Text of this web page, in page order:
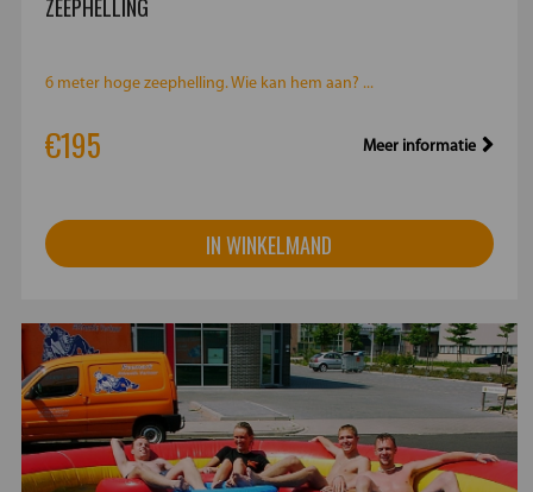
ZEEPHELLING
6 meter hoge zeephelling. Wie kan hem aan? ...
€195 Meer informatie
IN WINKELMAND